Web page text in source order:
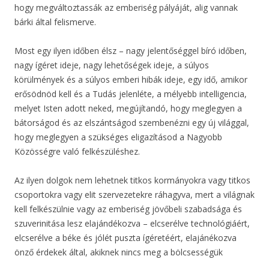
hogy megváltoztassák az emberiség pályáját, alig vannak
bárki által felismerve.
Most egy ilyen időben élsz – nagy jelentőséggel bíró időben,
nagy ígéret ideje, nagy lehetőségek ideje, a súlyos
körülmények és a súlyos emberi hibák ideje, egy idő, amikor
erősödnöd kell és a Tudás jelenléte, a mélyebb intelligencia,
melyet Isten adott neked, megújítandó, hogy meglegyen a
bátorságod és az elszántságod szembenézni egy új világgal,
hogy meglegyen a szükséges eligazításod a Nagyobb
Közösségre való felkészüléshez.
Az ilyen dolgok nem lehetnek titkos kormányokra vagy titkos
csoportokra vagy elit szervezetekre ráhagyva, mert a világnak
kell felkészülnie vagy az emberiség jövőbeli szabadsága és
szuverinitása lesz elajándékozva – elcserélve technológiáért,
elcserélve a béke és jólét puszta ígéretéért, elajánékozva
önző érdekek által, akiknek nincs meg a bölcsességük